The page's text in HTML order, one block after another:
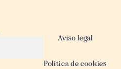
Aviso legal
Política de cookies